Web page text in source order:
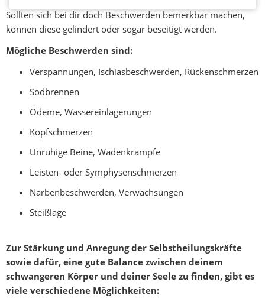
Frauen
Wochenbett
Rückbildung
Geburtsvorbereitung
Paare
am
Aktive
für
Rückbildungsgymnastik
Babymassage
Sollten sich bei dir doch Beschwerden bemerkbar machen,
können diese gelindert oder sogar beseitigt werden.
Mögliche Beschwerden sind:
Verspannungen, Ischiasbeschwerden, Rückenschmerzen
Sodbrennen
Ödeme, Wassereinlagerungen
Kopfschmerzen
Unruhige Beine, Wadenkrämpfe
Leisten- oder Symphysenschmerzen
Narbenbeschwerden, Verwachsungen
Steißlage
Zur Stärkung und Anregung der Selbstheilungskräfte
sowie dafür, eine gute Balance zwischen deinem
schwangeren Körper und deiner Seele zu finden, gibt es
viele verschiedene Möglichkeiten: